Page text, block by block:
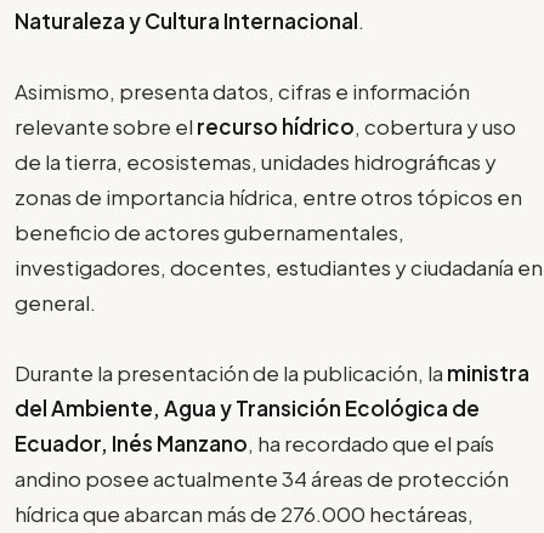
Naturaleza y Cultura Internacional.
Asimismo, presenta datos, cifras e información
relevante sobre el recurso hídrico, cobertura y uso
de la tierra, ecosistemas, unidades hidrográficas y
zonas de importancia hídrica, entre otros tópicos en
beneficio de actores gubernamentales,
investigadores, docentes, estudiantes y ciudadanía en
general.
Durante la presentación de la publicación, la ministra
del Ambiente, Agua y Transición Ecológica de
Ecuador, Inés Manzano, ha recordado que el país
andino posee actualmente 34 áreas de protección
hídrica que abarcan más de 276.000 hectáreas,